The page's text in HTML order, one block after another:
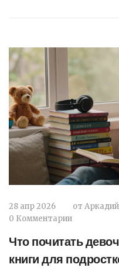
28 апр 2026 от
0 Комментарии
Что почитать
книги для